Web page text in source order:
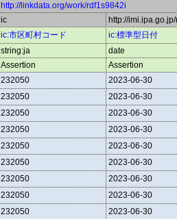
http://linkdata.org/work/rdf1s9842i
ic
http://
ic:市区町村コード
ic:標準型日付
string:ja
date
Assertion
Assertion
232050
2023-06-30
232050
2023-06-30
232050
2023-06-30
232050
2023-06-30
232050
2023-06-30
232050
2023-06-30
232050
2023-06-30
232050
2023-06-30
232050
2023-06-30